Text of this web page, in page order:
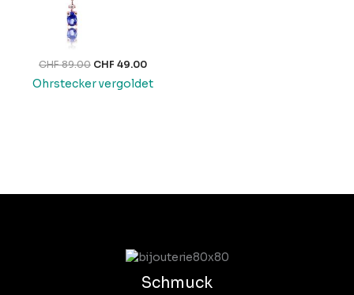
CHF89.00 CHF 49.00
Ohrstecker vergoldet
Schmuck